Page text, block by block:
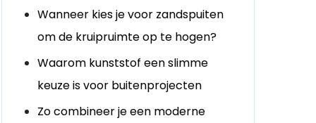
Wanneer kies je voor zandspuiten
om de kruipruimte op te hogen?
Waarom kunststof een slimme
keuze is voor buitenprojecten
Zo combineer je een moderne